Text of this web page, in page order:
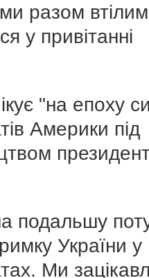
разом
у привітанні
"на епоху
Америки під
подальшу
України у
Ми